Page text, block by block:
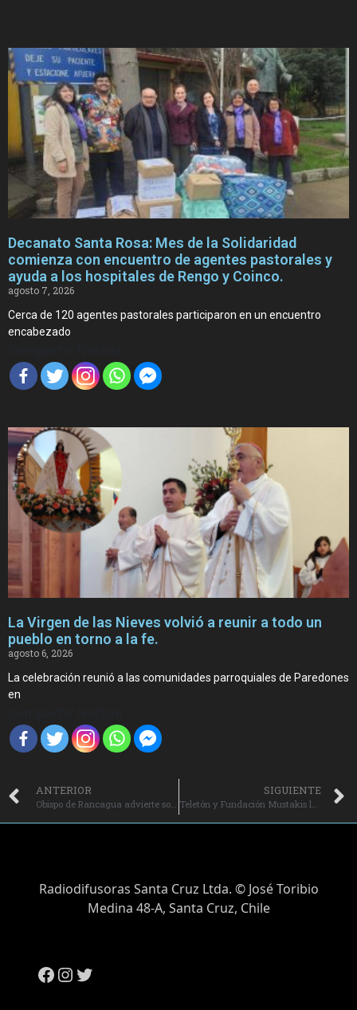
Decanato Santa Rosa: Mes de la Solidaridad
comienza con encuentro de agentes pastorales y
ayuda a los hospitales de Rengo y Coinco.
agosto 7, 2026
Cerca de 120 agentes pastorales participaron en un encuentro
encabezado
La Virgen de las Nieves volvió a reunir a todo un
pueblo en torno a la fe.
agosto 6, 2026
La celebración reunió a las comunidades parroquiales de Paredones
en
ANTERIOR
Obispo de Rancagua advierte sobre ex sacerdotes católicos que celebran ritos de otra religión.
SIGUIENTE
Teletón y Fundación Mustakis lanzan curso de educación inclusiva para directores y jefaturas de establecimientos educacionales.
Radiodifusoras Santa Cruz Ltda. © José Toribio
Medina 48-A, Santa Cruz, Chile